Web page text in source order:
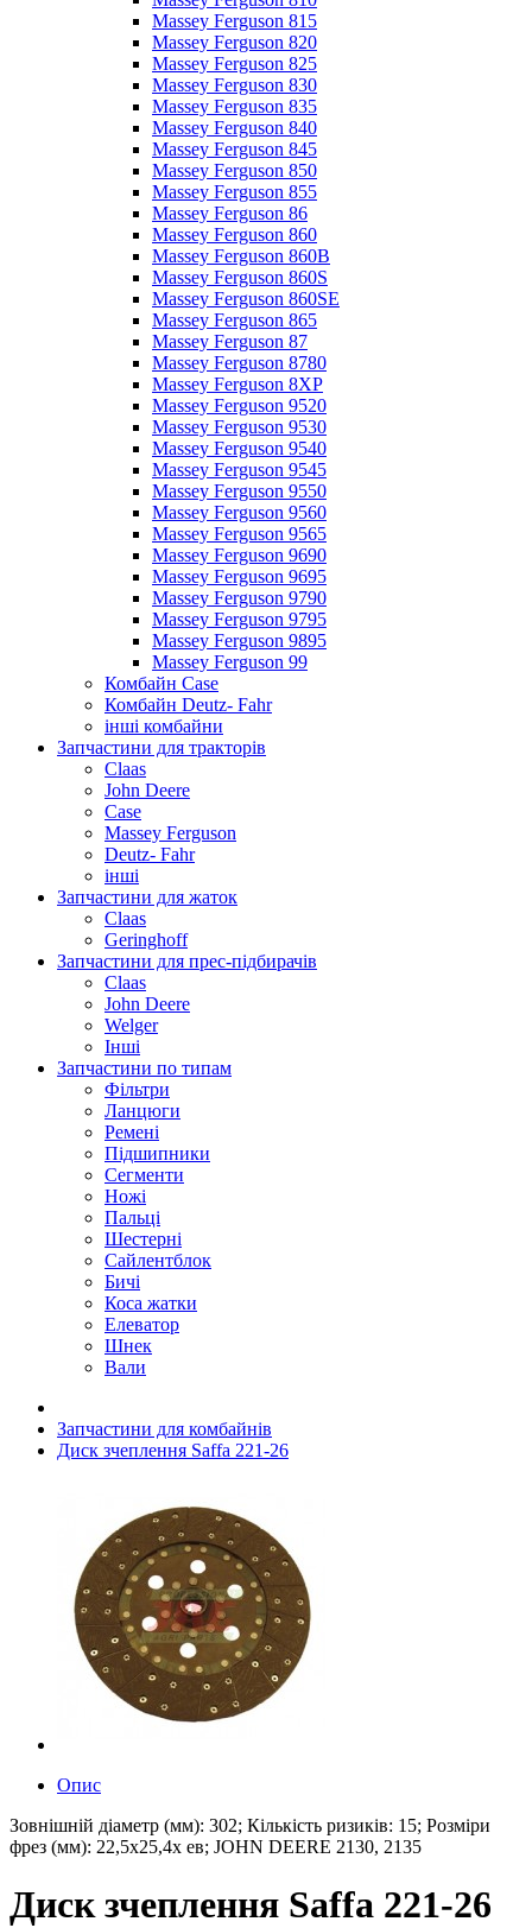
Massey Ferguson 815
Massey Ferguson 820
Massey Ferguson 825
Massey Ferguson 830
Massey Ferguson 835
Massey Ferguson 840
Massey Ferguson 845
Massey Ferguson 850
Massey Ferguson 855
Massey Ferguson 86
Massey Ferguson 860
Massey Ferguson 860B
Massey Ferguson 860S
Massey Ferguson 860SE
Massey Ferguson 865
Massey Ferguson 87
Massey Ferguson 8780
Massey Ferguson 8XP
Massey Ferguson 9520
Massey Ferguson 9530
Massey Ferguson 9540
Massey Ferguson 9545
Massey Ferguson 9550
Massey Ferguson 9560
Massey Ferguson 9565
Massey Ferguson 9690
Massey Ferguson 9695
Massey Ferguson 9790
Massey Ferguson 9795
Massey Ferguson 9895
Massey Ferguson 99
Комбайн Case
Комбайн Deutz- Fahr
інші комбайни
Запчастини для тракторів
Claas
John Deere
Case
Massey Ferguson
Deutz- Fahr
інші
Запчастини для жаток
Claas
Geringhoff
Запчастини для прес-підбирачів
Claas
John Deere
Welger
Інші
Запчастини по типам
Фільтри
Ланцюги
Ремені
Підшипники
Сегменти
Ножі
Пальці
Шестерні
Сайлентблок
Бичі
Коса жатки
Елеватор
Шнек
Вали
Запчастини для комбайнів
Диск зчеплення Saffa 221-26
Опис
Зовнішній діаметр (мм): 302; Кількість ризиків: 15; Розміри
фрез (мм): 22,5x25,4x ев; JOHN DEERE 2130, 2135
Диск зчеплення Saffa 221-26